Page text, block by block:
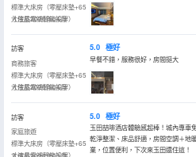
標準大床房（零壓床墊+65
寸液晶電視智能投屏）
入住於2026年04月
訪客
商務旅客
標準大床房（零壓床墊+65
寸液晶電視智能投屏）
入住於2026年04月
5.0 極好
早餐不錯，服務很好，房間挺大
訪客
家庭旅遊
標準大床房（零壓床墊+65
5.0 極好
玉田喆啡酒店體驗感超棒！城內專車
乾淨整潔、床品舒適，房間空調＋地
業，位置便利，下次來玉田還住這！